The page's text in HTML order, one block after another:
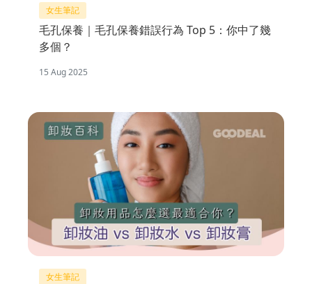
女生筆記
毛孔保養｜毛孔保養錯誤行為 Top 5：你中了幾
多個？
15 Aug 2025
女生筆記